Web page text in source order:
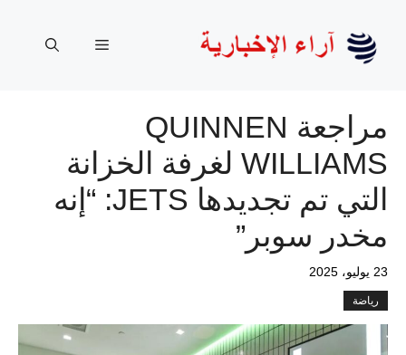
المحتوى
القائمة
مراجعة QUINNEN
WILLIAMS لغرفة الخزانة
التي تم تجديدها JETS: “إنه
مخدر سوبر”
23 يوليو، 2025
رياضة